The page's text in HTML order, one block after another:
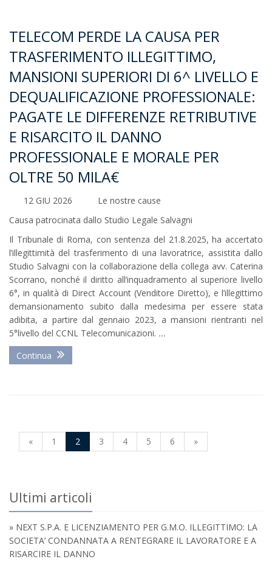
TELECOM PERDE LA CAUSA PER
TRASFERIMENTO ILLEGITTIMO,
MANSIONI SUPERIORI DI 6^ LIVELLO E
DEQUALIFICAZIONE PROFESSIONALE:
PAGATE LE DIFFERENZE RETRIBUTIVE
E RISARCITO IL DANNO
PROFESSIONALE E MORALE PER
OLTRE 50 MILA€
12 GIU 2026
Le nostre cause
Causa patrocinata dallo Studio Legale Salvagni
Il Tribunale di Roma, con sentenza del 21.8.2025, ha accertato
l’illegittimità del trasferimento di una lavoratrice, assistita dallo
Studio Salvagni con la collaborazione della collega avv. Caterina
Scorrano, nonché il diritto all’inquadramento al superiore livello
6°, in qualità di Direct Account (Venditore Diretto), e l’illegittimo
demansionamento subito dalla medesima per essere stata
adibita, a partire dal gennaio 2023, a mansioni rientranti nel
5°livello del CCNL Telecomunicazioni. ...
Continua
« 1 2 3 4 5 6 »
Ultimi articoli
» NEXT S.P.A. E LICENZIAMENTO PER G.M.O. ILLEGITTIMO: LA
SOCIETA’ CONDANNATA A RENTEGRARE IL LAVORATORE E A
RISARCIRE IL DANNO